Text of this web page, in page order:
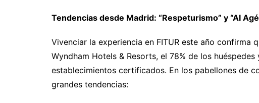
Tendencias desde Madrid: “Respeturismo” y “AI
Vivenciar la experiencia en FITUR este año confirma
Wyndham Hotels & Resorts, el 78% de los
establecimientos certificados. En los pabellones de
grandes tendencias: